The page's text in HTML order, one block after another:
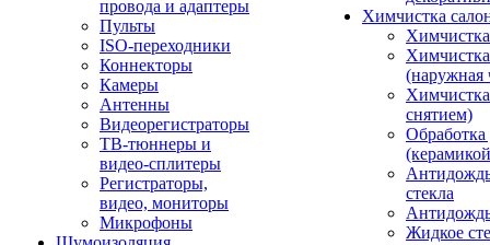
провода и адаптеры
Пульты
ISO-переходники
Коннекторы
Камеры
Антенны
Видеорегистраторы
ТВ-тюннеры и
видео-сплитеры
Регистраторы,
видео, мониторы
Микрофоны
Химчистка
(наружная
снятием)
Обработка
стекла
Жидкое